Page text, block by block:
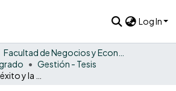
Log In
Gestión - Tesis